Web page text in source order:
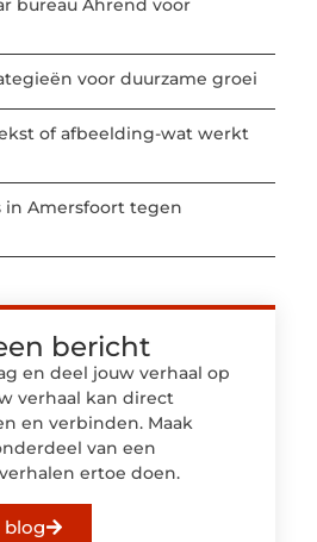
bureau Ahrend voor
voor duurzame groei
of afbeelding-wat werkt
in Amersfoort tegen
bericht
en deel jouw verhaal op
verhaal kan direct
en verbinden. Maak
van een
ertoe doen.
blog